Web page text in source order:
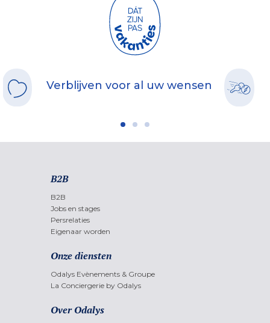
Verblijven voor al uw wensen
B2B
B2B
Jobs en stages
Persrelaties
Eigenaar worden
Onze diensten
Odalys Evènements & Groupe
La Conciergerie by Odalys
Over Odalys